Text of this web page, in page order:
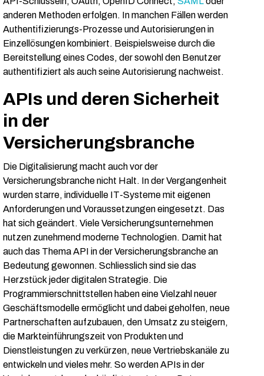
anderen Methoden erfolgen. In manchen Fällen werden
Authentifizierungs-Prozesse und Autorisierungen in
Einzellösungen kombiniert. Beispielsweise durch die
Bereitstellung eines Codes, der sowohl den Benutzer
authentifiziert als auch seine Autorisierung nachweist.
APIs und deren Sicherheit
in der
Versicherungsbranche
Die Digitalisierung macht auch vor der
Versicherungsbranche nicht Halt. In der Vergangenheit
wurden starre, individuelle IT-Systeme mit eigenen
Anforderungen und Voraussetzungen eingesetzt. Das
hat sich geändert. Viele Versicherungsunternehmen
nutzen zunehmend moderne Technologien. Damit hat
auch das Thema API in der Versicherungsbranche an
Bedeutung gewonnen. Schliesslich sind sie das
Herzstück jeder digitalen Strategie. Die
Programmierschnittstellen haben eine Vielzahl neuer
Geschäftsmodelle ermöglicht und dabei geholfen, neue
Partnerschaften aufzubauen, den Umsatz zu steigern,
die Markteinführungszeit von Produkten und
Dienstleistungen zu verkürzen, neue Vertriebskanäle zu
entwickeln und vieles mehr. So werden APIs in der